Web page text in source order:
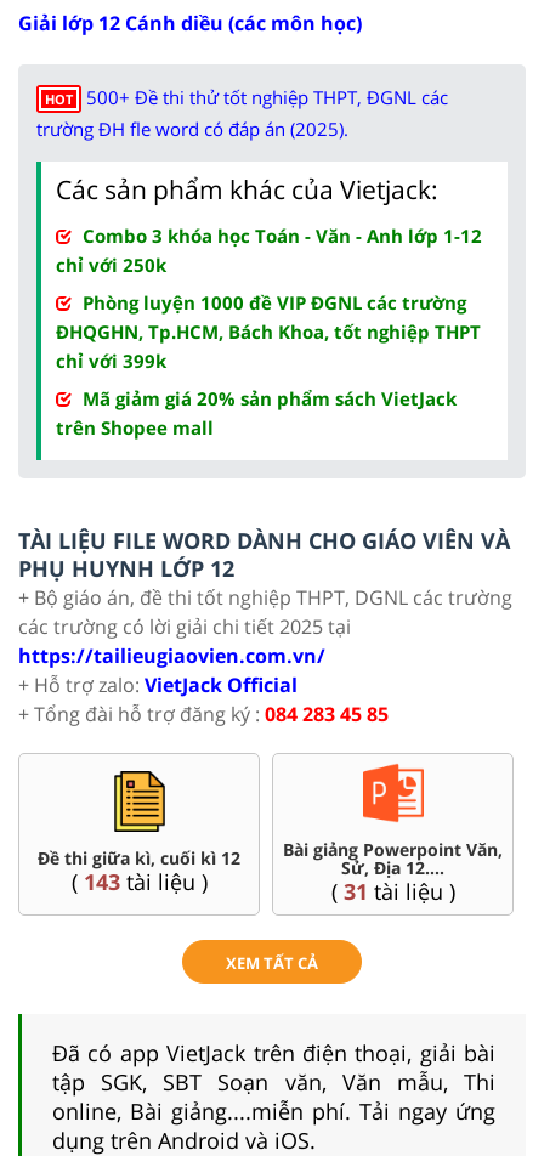
Giải lớp 12 Cánh diều (các môn học)
HOT
500+ Đề thi thử tốt nghiệp THPT, ĐGNL các
trường ĐH fle word có đáp án (2025).
Các sản phẩm khác của Vietjack:
Combo 3 khóa học Toán - Văn - Anh lớp 1-12
chỉ với 250k
Phòng luyện 1000 đề VIP ĐGNL các trường
ĐHQGHN, Tp.HCM, Bách Khoa, tốt nghiệp THPT
chỉ với 399k
Mã giảm giá 20% sản phẩm sách VietJack
trên Shopee mall
TÀI LIỆU FILE WORD DÀNH CHO GIÁO VIÊN VÀ
PHỤ HUYNH LỚP 12
+ Bộ giáo án, đề thi tốt nghiệp THPT, DGNL các trường
các trường có lời giải chi tiết 2025 tại
https://tailieugiaovien.com.vn/
+ Hỗ trợ zalo: VietJack Official
+ Tổng đài hỗ trợ đăng ký : 084 283 45 85
kì 12 Bài giảng Powerpoint Văn,
Sử, Địa 12....
( 31tài liệu )
Chuyên đề dạy thêm
Lí, Hóa ...12
( 104tài liệu )
XEM TẤT CẢ
Đã có app VietJack trên điện thoại, giải bài
tập SGK, SBT Soạn văn, Văn mẫu, Thi
online, Bài giảng....miễn phí. Tải ngay ứng
dụng trên Android và iOS.